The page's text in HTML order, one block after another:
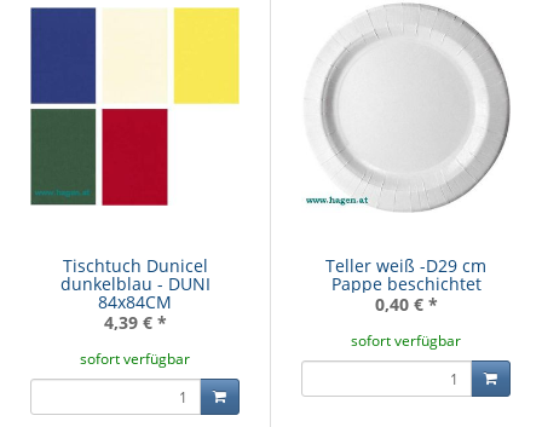
Tischtuch Dunicel
dunkelblau - DUNI
84x84CM
4,39 € *
sofort verfügbar
Teller weiß -D29 cm
Pappe beschichtet
0,40 € *
sofort verfügbar